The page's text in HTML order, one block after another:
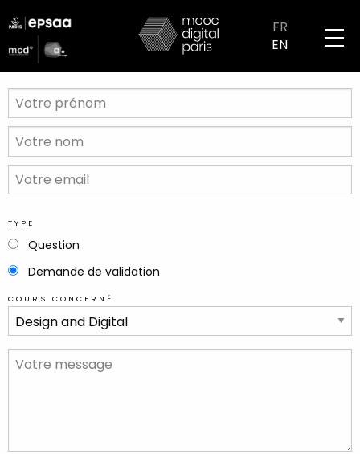
to
main
content
logo
partenaires
mobile
FR
EN
PRÉNOM
NOM
EMAIL
TYPE
Question
Demande de validation
COURS CONCERNÉ
MESSAGE